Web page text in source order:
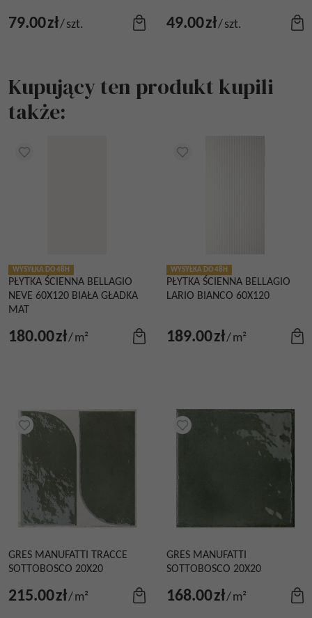
79.00zł/szt. 49.00zł/szt.
Kupujący ten produkt kupili
także:
WYSYŁKA DO 48H
PŁYTKA ŚCIENNA BELLAGIO
NEVE 60X120 BIAŁA GŁADKA
MAT
180.00zł/m²
WYSYŁKA DO 48H
PŁYTKA ŚCIENNA BELLAGIO
LARIO BIANCO 60X120
189.00zł/m²
GRES MANUFATTI TRACCE
SOTTOBOSCO 20X20
215.00zł/m²
GRES MANUFATTI
SOTTOBOSCO 20X20
168.00zł/m²